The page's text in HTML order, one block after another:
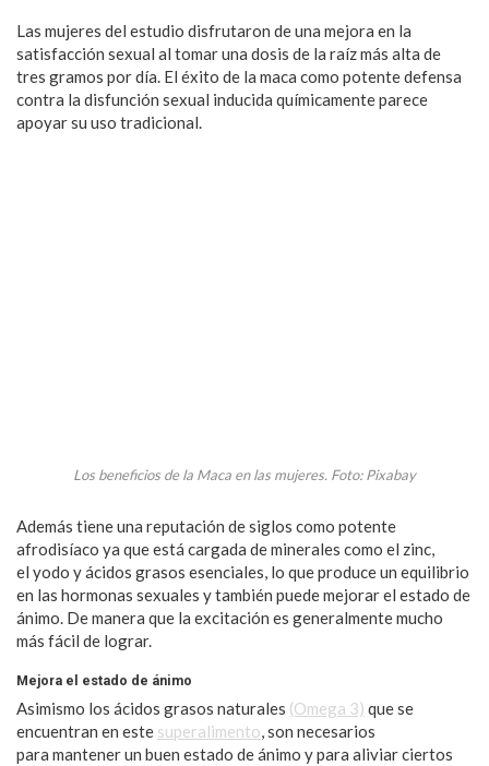
Las mujeres del estudio disfrutaron de una mejora en la
satisfacción sexual al tomar una dosis de la raíz más alta de
tres gramos por día. El éxito de la maca como potente defensa
contra la disfunción sexual inducida químicamente parece
apoyar su uso tradicional.
Los beneficios de la Maca en las mujeres. Foto: Pixabay
Además tiene una reputación de siglos como potente
afrodisíaco ya que está cargada de minerales como el zinc,
el yodo y ácidos grasos esenciales, lo que produce un equilibrio
en las hormonas sexuales y también puede mejorar el estado de
ánimo. De manera que la excitación es generalmente mucho
más fácil de lograr.
Mejora el estado de ánimo
Asimismo los ácidos grasos naturales (Omega 3) que se
encuentran en este superalimento, son necesarios
para mantener un buen estado de ánimo y para aliviar ciertos